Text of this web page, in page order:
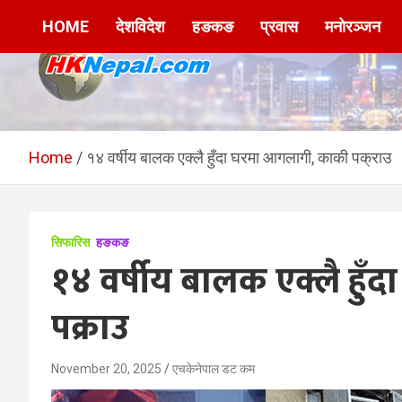
HKNepal.com –
हङकङबाट सञ्चालित पहिलो
नेपाली अनलाईन पत्रिका
hknepal, hknepal.com, hk nepal, hk nepal com
HOME देशविदेश हङकङ प्रवास मनोरञ्जन
Home १४ वर्षीय बालक एक्लै हुँदा घरमा आगलागी, काकी पक्राउ
सिफारिस हङकङ
१४ वर्षीय बालक एक्लै
पक्राउ
November 20, 2025 एचकेनेपाल डट कम